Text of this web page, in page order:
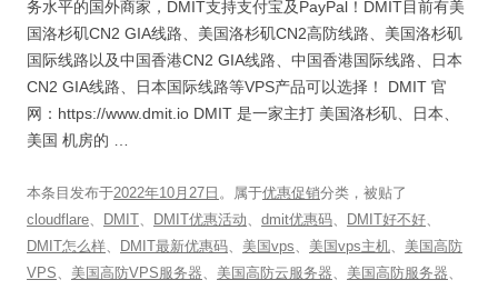
务水平的国外商家，DMIT支持支付宝及PayPal！DMIT目前有美
国洛杉矶CN2 GIA线路、美国洛杉矶CN2高防线路、美国洛杉矶
国际线路以及中国香港CN2 GIA线路、中国香港国际线路、日本
CN2 GIA线路、日本国际线路等VPS产品可以选择！ DMIT 官
网：https://www.dmit.io DMIT 是一家主打 美国洛杉矶、日本、
美国 机房的 …
本条目发布于2022年10月27日 。属于优惠促销分类，被贴了
cloudflare、 DMIT、 DMIT优惠活动、 dmit优惠码、 DMIT好不好、
DMIT怎么样、 DMIT最新优惠码、 美国vps、 美国vps主机、 美国高防
VPS、 美国高防VPS服务器、 美国高防云服务器、 美国高防服务器、